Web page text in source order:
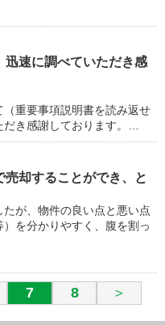
迅速に調べていただき感
重要事項説明書を読み返せ
き感謝しております。…
却することができ、と
が、物件の良い点と悪い点
）を分かりやすく、腹を割っ
7 8 ＞